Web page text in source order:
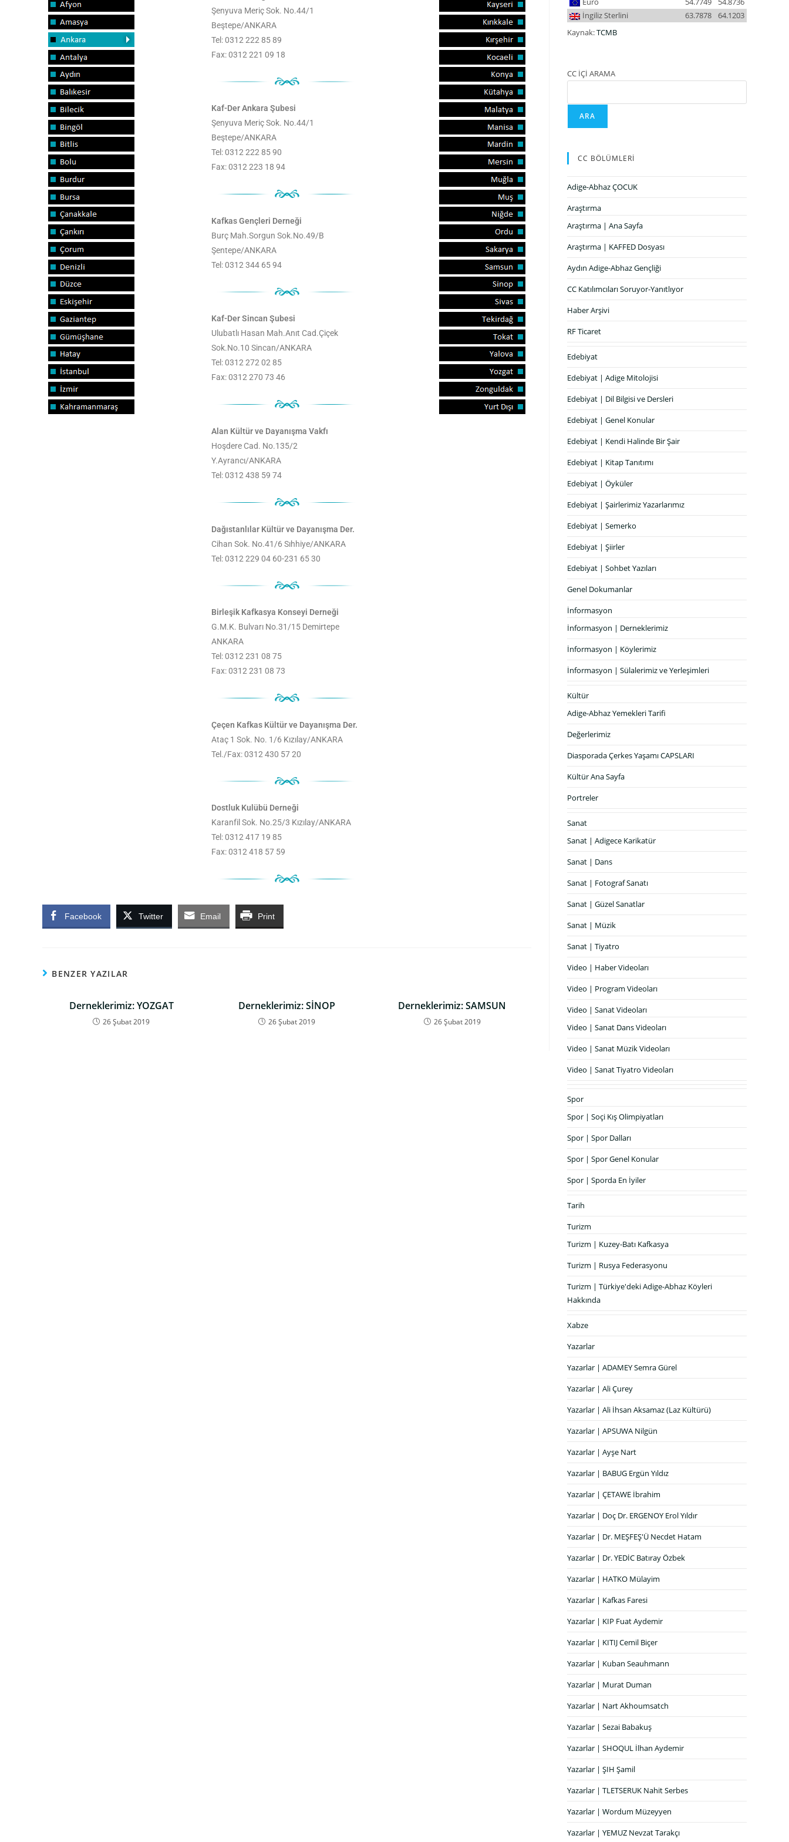
Şenyuva Meriç Sok. No.44/1
Beştepe/ANKARA
Tel: 0312 222 85 89
Fax: 0312 221 09 18
Kaf-Der Ankara Şubesi
Şenyuva Meriç Sok. No.44/1
Beştepe/ANKARA
Tel: 0312 222 85 90
Fax: 0312 223 18 94
Kafkas Gençleri Derneği
Burç Mah.Sorgun Sok.No.49/B
Şentepe/ANKARA
Tel: 0312 344 65 94
Kaf-Der Sincan Şubesi
Ulubatlı Hasan Mah.Anıt Cad.Çiçek
Sok.No.10 Sincan/ANKARA
Tel: 0312 272 02 85
Fax: 0312 270 73 46
Alan Kültür ve Dayanışma Vakfı
Hoşdere Cad. No.135/2
Y.Ayrancı/ANKARA
Tel: 0312 438 59 74
Dağıstanlılar Kültür ve Dayanışma Der.
Cihan Sok. No.41/6 Sıhhiye/ANKARA
Tel: 0312 229 04 60-231 65 30
Birleşik Kafkasya Konseyi Derneği
G.M.K. Bulvarı No.31/15 Demirtepe
ANKARA
Tel: 0312 231 08 75
Fax: 0312 231 08 73
Çeçen Kafkas Kültür ve Dayanışma Der.
Ataç 1 Sok. No. 1/6 Kızılay/ANKARA
Tel./Fax: 0312 430 57 20
Dostluk Kulübü Derneği
Karanfil Sok. No.25/3 Kızılay/ANKARA
Tel: 0312 417 19 85
Fax: 0312 418 57 59
Facebook Twitter Email Print
BENZER YAZILAR
Derneklerimiz: YOZGAT
26 Şubat 2019
Derneklerimiz: SİNOP
26 Şubat 2019
Derneklerimiz: SAMSUN
26 Şubat 2019
İngiliz Sterlini
64.1203
63.7878
Kaynak:TCMB
CC İÇİ ARAMA
ARA
CC BÖLÜMLERİ
Adige-Abhaz ÇOCUK
Araştırma
Araştırma | Ana Sayfa
Araştırma | KAFFED Dosyası
Aydın Adige-Abhaz Gençliği
CC Katılımcıları Soruyor-Yanıtlıyor
Haber Arşivi
RF Ticaret
Edebiyat
Edebiyat | Adige Mitolojisi
Edebiyat | Dil Bilgisi ve Dersleri
Edebiyat | Genel Konular
Edebiyat | Kendi Halinde Bir Şair
Edebiyat | Kitap Tanıtımı
Edebiyat | Öyküler
Edebiyat | Şairlerimiz Yazarlarımız
Edebiyat | Semerko
Edebiyat | Şiirler
Edebiyat | Sohbet Yazıları
Genel Dokumanlar
İnformasyon
İnformasyon | Derneklerimiz
İnformasyon | Köylerimiz
İnformasyon | Sülalerimiz ve Yerleşimleri
Kültür
Adige-Abhaz Yemekleri Tarifi
Değerlerimiz
Diasporada Çerkes Yaşamı CAPSLARI
Kültür Ana Sayfa
Portreler
Sanat
Sanat | Adigece Karikatür
Sanat | Dans
Sanat | Fotograf Sanatı
Sanat | Güzel Sanatlar
Sanat | Müzik
Sanat | Tiyatro
Video | Haber Videoları
Video | Program Videoları
Video | Sanat Videoları
Video | Sanat Dans Videoları
Video | Sanat Müzik Videoları
Video | Sanat Tiyatro Videoları
Spor
Spor | Soçi Kış Olimpiyatları
Spor | Spor Dalları
Spor | Spor Genel Konular
Spor | Sporda En İyiler
Tarih
Turizm
Turizm | Kuzey-Batı Kafkasya
Turizm | Rusya Federasyonu
Turizm | Türkiye'deki Adige-Abhaz Köyleri
Hakkında
Xabze
Yazarlar
Yazarlar | ADAMEY Semra Gürel
Yazarlar | Ali Çurey
Yazarlar | Ali İhsan Aksamaz (Laz Kültürü)
Yazarlar | APSUWA Nilgün
Yazarlar | Ayşe Nart
Yazarlar | BABUG Ergün Yıldız
Yazarlar | ÇETAWE İbrahim
Yazarlar | Doç Dr. ERGENOY Erol Yıldır
Yazarlar | Dr. MEŞFEŞ'Ü Necdet Hatam
Yazarlar | Dr. YEDİC Batıray Özbek
Yazarlar | HATKO Mülayim
Yazarlar | Kafkas Faresi
Yazarlar | KIP Fuat Aydemir
Yazarlar | KITIJ Cemil Biçer
Yazarlar | Kuban Seauhmann
Yazarlar | Murat Duman
Yazarlar | Nart Akhoumsatch
Yazarlar | Sezai Babakuş
Yazarlar | SHOQUL İlhan Aydemir
Yazarlar | ŞIH Şamil
Yazarlar | TLETSERUK Nahit Serbes
Yazarlar | Wordum Müzeyyen
Yazarlar | YEMUZ Nevzat Tarakçı